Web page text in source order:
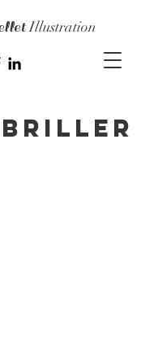
Illustration
briller